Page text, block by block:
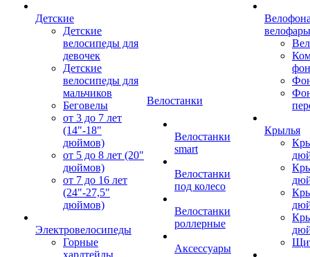
Детские
Детские
велосипеды для
девочек
Детские
велосипеды для
мальчиков
Беговелы
от 3 до 7 лет
(14"-18"
дюймов)
от 5 до 8 лет (20"
дюймов)
от 7 до 16 лет
(24"-27,5"
дюймов)
Электровелосипеды
Горные
хардтейлы
Велостанки
Велостанки
smart
Велостанки
под колесо
Велостанки
роллерные
Аксессуары
велофары
Крылья